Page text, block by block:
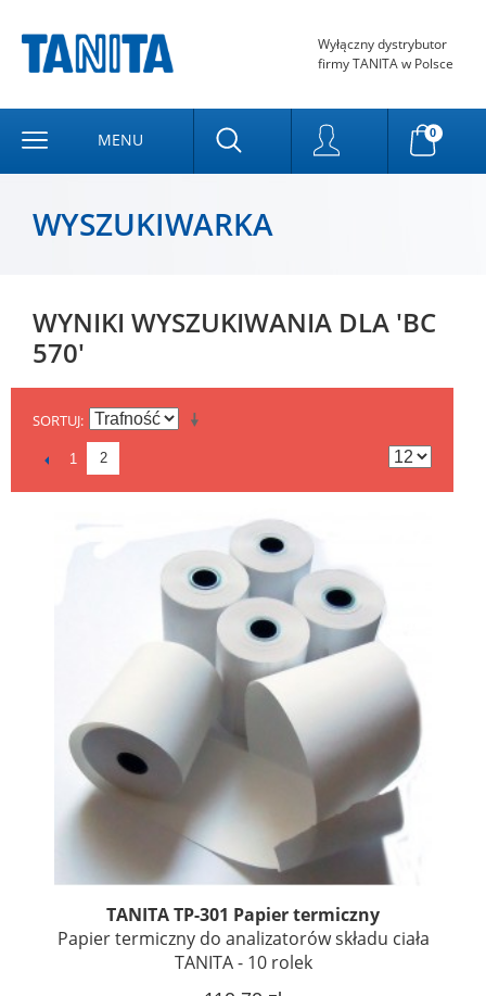
Wyłączny dystrybutor
firmy TANITA w Polsce
MENU 0
WYSZUKIWARKA
WYNIKI WYSZUKIWANIA DLA 'BC
570'
SORTUJ
1 2
TANITA TP-301 Papier termiczny
Papier termiczny do analizatorów składu ciała
TANITA - 10 rolek